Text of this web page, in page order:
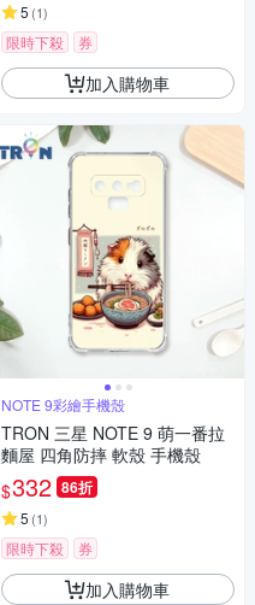
5 (1)
限時下殺 券
加入購物車
NOTE 9彩繪手機殼
TRON 三星 NOTE 9 萌一番拉
麵屋 四角防摔 軟殼 手機殼
$332 86折
5 (1)
限時下殺 券
加入購物車